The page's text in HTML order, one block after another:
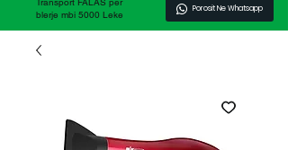
blerje mbi 5000 Leke
Porosit Ne Whatsapp